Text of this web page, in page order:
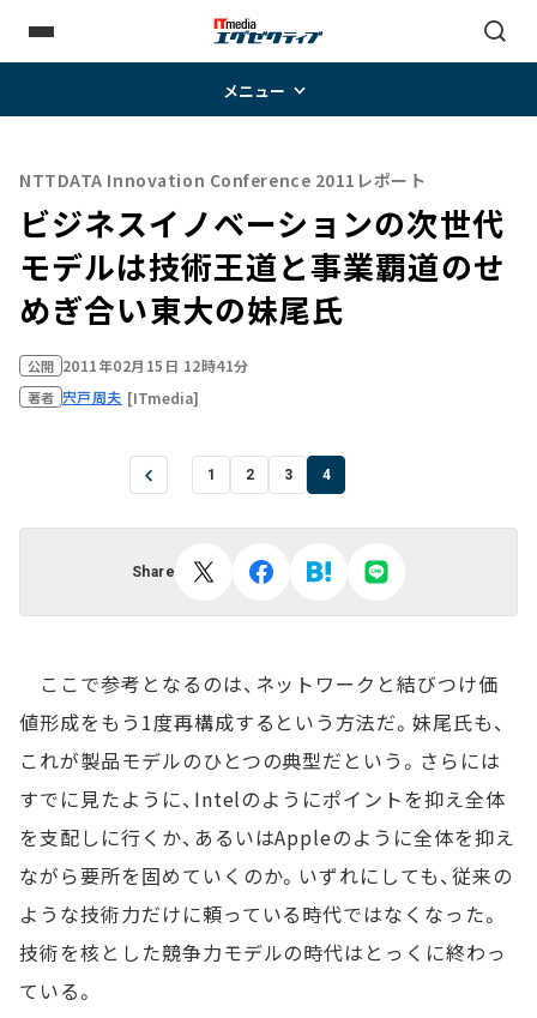
メニュー
NTTDATA Innovation Conference 2011レポート
ビジネスイノベーションの次世代
モデルは技術王道と事業覇道のせ
めぎ合い――東大の妹尾氏
公開 2011年02月15日 12時41分
著者 宍戸周夫 [ITmedia]
1 2 3 4
Share
ここで参考となるのは、ネットワークと結びつけ価
値形成をもう1度再構成するという方法だ。妹尾氏も、
これが製品モデルのひとつの典型だという。さらには
すでに見たように、Intelのようにポイントを抑え全体
を支配しに行くか、あるいはAppleのように全体を抑え
ながら要所を固めていくのか。いずれにしても、従来の
ような技術力だけに頼っている時代ではなくなった。
技術を核とした競争力モデルの時代はとっくに終わっ
ている。